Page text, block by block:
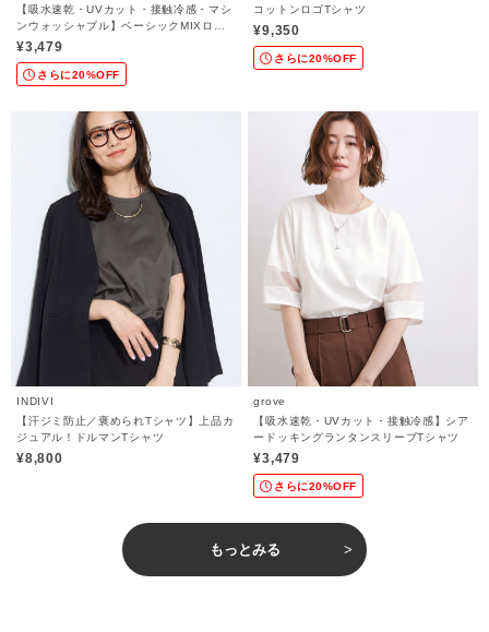
【吸水速乾・UVカット・接触冷感・マシ
ンウォッシャブル】ベーシックMIXロゴ
プリントT
¥3,479
さらに20%OFF
コットンロゴTシャツ
¥9,350
さらに20%OFF
INDIVI
【汗ジミ防止／褒められTシャツ】上品カ
ジュアル！ドルマンTシャツ
¥8,800
grove
【吸水速乾・UVカット・接触冷感】シア
ードッキングランタンスリーブTシャツ
¥3,479
さらに20%OFF
もっとみる